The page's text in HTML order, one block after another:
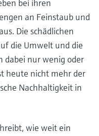
bei ihren
an Feinstaub und
Die schädlichen
die Umwelt und die
dabei nur wenig oder
heute nicht mehr der
Nachhaltigkeit in
wie weit ein